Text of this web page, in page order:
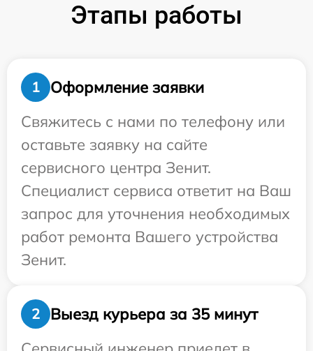
Этапы работы
1
Оформление заявки
Свяжитесь с нами по телефону или
оставьте заявку на сайте
сервисного центра Зенит.
Специалист сервиса ответит на Ваш
запрос для уточнения необходимых
работ ремонта Вашего устройства
Зенит.
2
Выезд курьера за 35 минут